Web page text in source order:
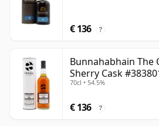
€ 136 ?
Bunnahabhain The
Sherry Cask
70cl • 54.5%
€ 136 ?